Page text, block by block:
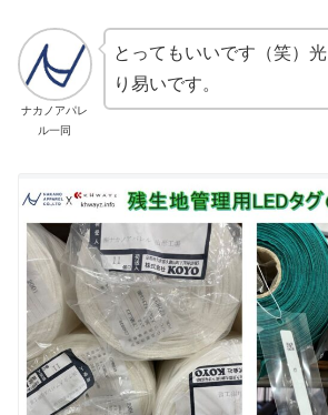
ナカノアパレ
ル一同
とってもいいです（笑）
り易いです。